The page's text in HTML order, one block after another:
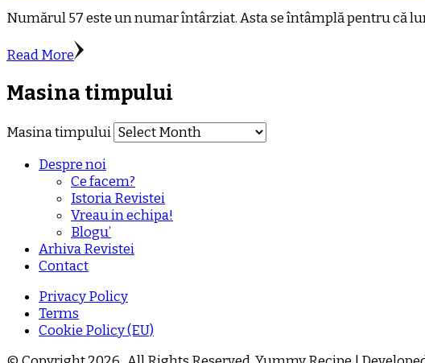
Numărul 57 este un numar întârziat. Asta se întâmplă pentru că
Read More
Masina timpului
Masina timpului
Despre noi
Ce facem?
Istoria Revistei
Vreau in echipa!
Blogu’
Arhiva Revistei
Contact
Privacy Policy
Terms
Cookie Policy (EU)